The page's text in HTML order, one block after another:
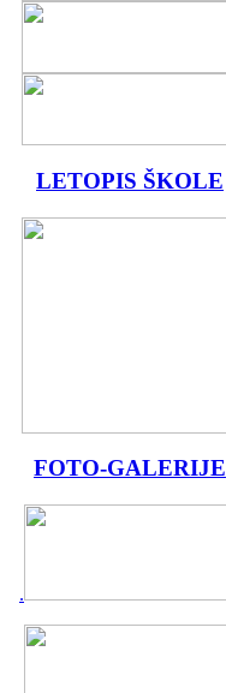
LETOPIS ŠKOLE
FOTO-GALERIJE
.